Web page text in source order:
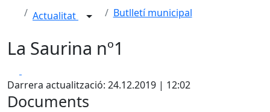
Actualitat Butlletí municipal
La Saurina nº1
Darrera actualització: 24.12.2019 | 12:02
Documents